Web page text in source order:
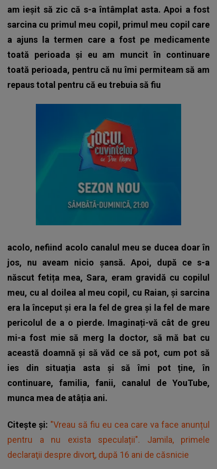
am ieșit să zic că s-a întâmplat asta. Apoi a fost
sarcina cu primul meu copil, primul meu copil care
a ajuns la termen care a fost pe medicamente
toată perioada și eu am muncit în continuare
toată perioada, pentru că nu îmi permiteam să am
repaus total pentru că eu trebuia să fiu
acolo, nefiind acolo canalul meu se ducea doar în
jos, nu aveam nicio șansă. Apoi, după ce s-a
născut fetița mea, Sara, eram gravidă cu copilul
meu, cu al doilea al meu copil, cu Raian, și sarcina
era la început și era la fel de grea și la fel de mare
pericolul de a o pierde. Imaginați-vă cât de greu
mi-a fost mie să merg la doctor, să mă bat cu
această doamnă și să văd ce să pot, cum pot să
ies din situația asta și să îmi pot ține, în
continuare, familia, fanii, canalul de YouTube,
munca mea de atâția ani.
Citește și: "Vreau să fiu eu cea care va face anunțul
pentru a nu exista speculații". Jamila, primele
declaraţii despre divorţ, după 16 ani de căsnicie